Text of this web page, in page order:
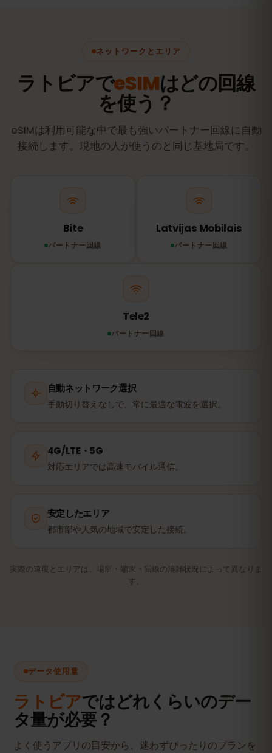
ネットワークとエリア
ラトビアでeSIMはどの回線
を使う？
eSIMは利用可能な中で最も強いパートナー回線に自動
接続します。現地の人が使うのと同じ基地局です。
Bite
パートナー回線
Latvijas Mobilais
パートナー回線
Tele2
パートナー回線
自動ネットワーク選択
手動切り替えなしで、常に最適な電波を選択。
4G/LTE・5G
対応エリアでは高速モバイル通信。
安定したエリア
都市部や人気の地域で安定した接続。
実際の速度とエリアは、場所・端末・回線の混雑状況によって異なりま
す。
データ使用量
ラトビアではどれくらいのデー
タ量が必要？
よく使うアプリの目安から、迷わずぴったりのプランを